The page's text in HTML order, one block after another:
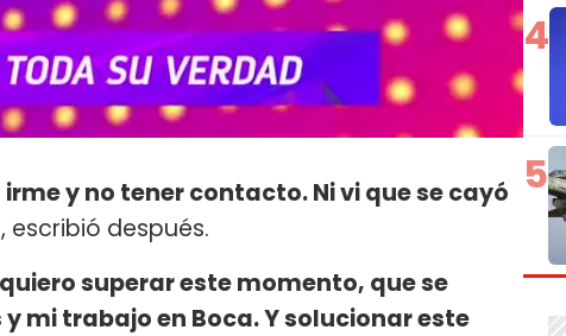
y no tener contacto. Ni vi que se cayó
, escribió después.
superar este momento, que se
mi trabajo en Boca. Y solucionar este
4
5